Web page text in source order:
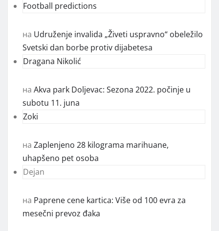
Football predictions
на Udruženje invalida „Živeti uspravno“ obeležilo
Svetski dan borbe protiv dijabetesa
Dragana Nikolić
на Akva park Doljevac: Sezona 2022. počinje u
subotu 11. juna
Zoki
на Zaplenjeno 28 kilograma marihuane,
uhapšeno pet osoba
Dejan
на Paprene cene kartica: Više od 100 evra za
mesečni prevoz đaka